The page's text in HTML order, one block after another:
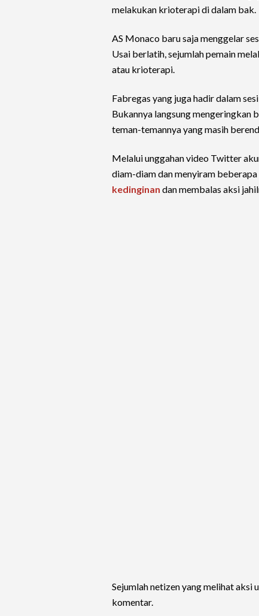
melakukan krioterapi di dalam bak.
AS Monaco baru saja menggelar
Usai berlatih, sejumlah pemain
atau krioterapi.
Fabregas yang juga hadir dalam
Bukannya langsung mengeringkan
teman-temannya yang masih
Melalui unggahan video Twitter
diam-diam dan menyiram
kedinginan dan membalas aksi
Sejumlah netizen yang melihat
komentar.